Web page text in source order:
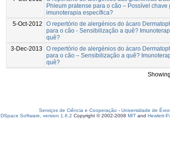
Phleum pratense para o cão – Possível chave
imunoterapia específica?
5-Oct-2012
O repertório de alergénios do ácaro
para o cão - Sensibilização a quê?
quê?
3-Dec-2013
O repertório de alergénios do ácaro
para o cão – Sensibilização a quê?
quê?
Serviços de Ciência e Cooperação - Universidade de
DSpace Software, version 1.6.2 Copyright © 2002-2008 MIT and Hewlett-